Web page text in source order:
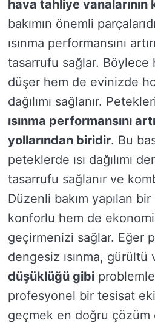
hava tahliye vanalarının
bakımın önemli
ısınma performansını
tasarrufu sağlar. Böylece
düşer hem de evinizde
dağılımı sağlanır.
ısınma performansını
yollarından biridir. Bu
peteklerde ısı dağılımı
tasarrufu sağlanır ve
Düzenli bakım yapılan bir
konforlu hem de
geçirmenizi sağlar. Eğer
dengesiz ısınma, gürültü
düşüklüğü gibi
profesyonel bir tesisat
geçmek en doğru çözüm